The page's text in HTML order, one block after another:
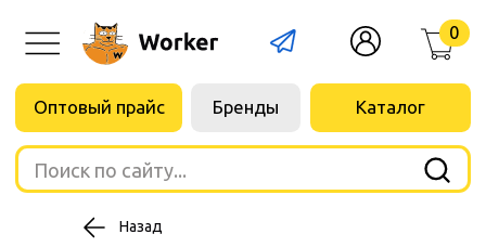
Поиск по сайту...
Назад